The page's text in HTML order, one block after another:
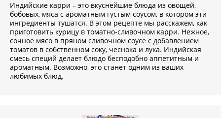
Индийские карри – это вкуснейшие блюда из овощей,
бобовых, мяса с ароматным густым соусом, в котором эти
ингредиенты тушатся. В этом рецепте мы расскажем, как
приготовить курицу в томатно-сливочном карри. Нежное,
сочное мясо в пряном сливочном соусе с добавлением
томатов в собственном соку, чеснока и лука. Индийская
смесь специй делает блюдо бесподобно аппетитным и
ароматным. Возможно, это станет одним из ваших
любимых блюд.